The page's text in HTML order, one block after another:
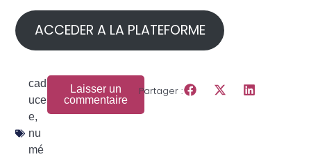
ACCEDER A LA PLATEFORME
cad
uce
e,
nu
mé
Laisser un
commentaire
Partager :